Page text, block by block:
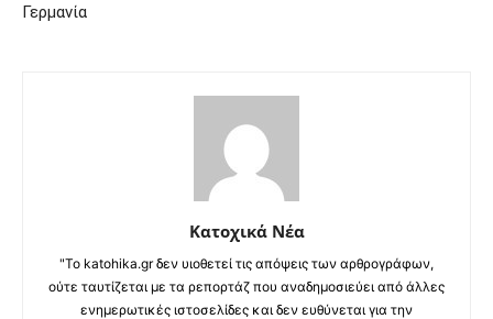
Γερμανία
Κατοχικά Νέα
"Το katohika.gr δεν υιοθετεί τις απόψεις των αρθρογράφων,
ούτε ταυτίζεται με τα ρεπορτάζ που αναδημοσιεύει από άλλες
ενημερωτικές ιστοσελίδες και δεν ευθύνεται για την